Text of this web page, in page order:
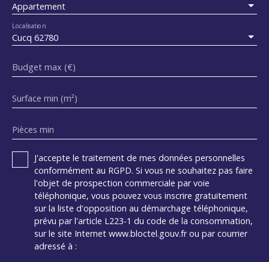
Appartement
Cucq 62780
Localisation
Budget max (€)
Surface min (m²)
Pièces min
J'accepte le traitement de mes données personnelles
conformément au RGPD. Si vous ne souhaitez pas faire
l'objet de prospection commerciale par voie
téléphonique, vous pouvez vous inscrire gratuitement
sur la liste d'opposition au démarchage téléphonique,
prévu par l'article L223-1 du code de la consommation,
sur le site Internet www.bloctel.gouv.fr ou par courrier
adressé à :